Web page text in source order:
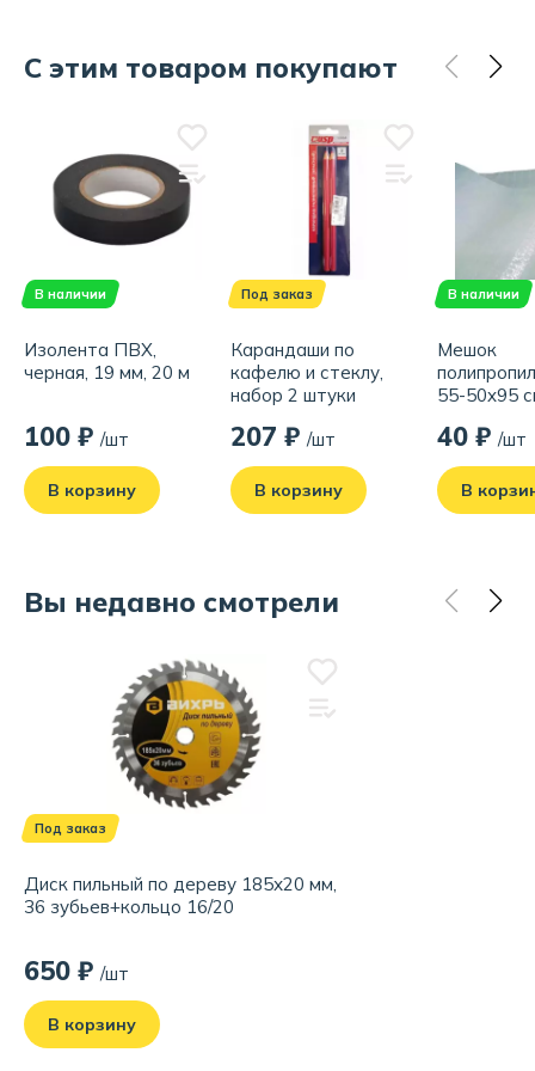
С этим товаром покупают
В наличии
Изолента ПВХ,
черная, 19 мм, 20 м
100 ₽ /шт
В корзину
Под заказ
Карандаши по
кафелю и стеклу,
набор 2 штуки
207 ₽ /шт
В корзину
В наличии
Мешок
55-50x95
40 ₽ /шт
В
Вы недавно смотрели
Под заказ
Диск пильный по дереву 185х20 мм,
36 зубьев+кольцо 16/20
650 ₽ /шт
В корзину